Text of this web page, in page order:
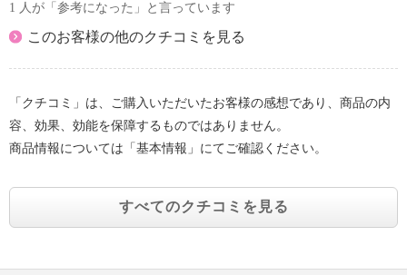
1 人が「参考になった」と言っています
このお客様の他のクチコミを見る
「クチコミ」は、ご購入いただいたお客様の感想であり、商品の内
容、効果、効能を保障するものではありません。
商品情報については「基本情報」にてご確認ください。
すべてのクチコミを見る